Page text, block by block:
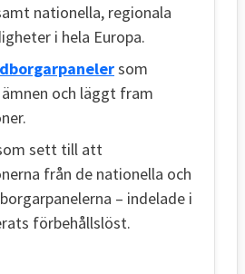
nationella, regionala
i hela Europa.
som
och läggt fram
sett till att
från de nationella och
– indelade i
förbehållslöst.